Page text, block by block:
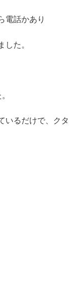
電話かあり
した。
いるだけで、クタ